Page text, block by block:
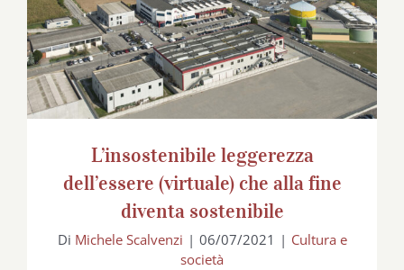
L’insostenibile leggerezza dell’essere
(virtuale) che alla fine diventa sostenibile
L’insostenibile leggerezza
dell’essere (virtuale) che alla fine
diventa sostenibile
Di Michele Scalvenzi | 06/07/2021 | Cultura e
società